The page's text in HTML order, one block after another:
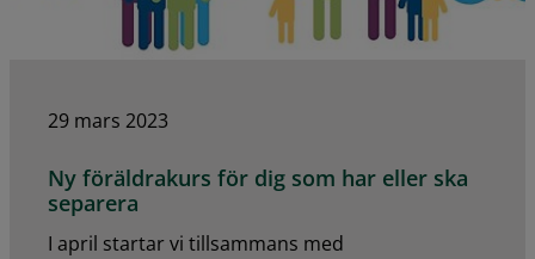
29 mars 2023
Ny föräldrakurs för dig som har eller ska
separera
I april startar vi tillsammans med